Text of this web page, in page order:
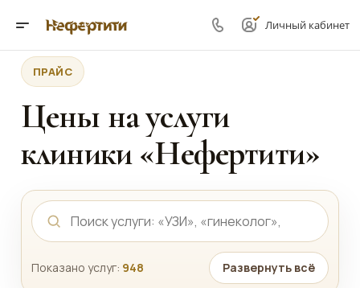
Личный кабинет
ПРАЙС
Цены на услуги
клиники «Нефертити»
Показано услуг: 948 Развернуть всё